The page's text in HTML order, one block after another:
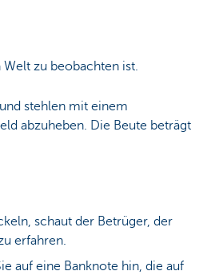
Welt zu beobachten ist.
stehlen mit einem
abzuheben. Die Beute beträgt
schaut der Betrüger, der
erfahren.
auf eine Banknote hin, die auf